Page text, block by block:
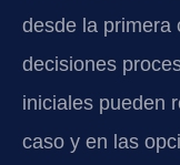
desde la primera
decisiones
iniciales pueden
caso y en las